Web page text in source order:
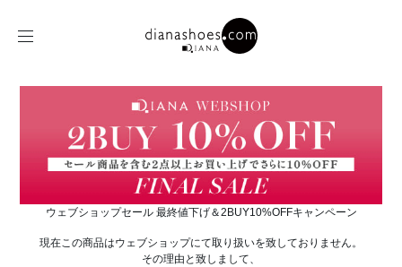
ウェブショップセール 最終値下げ＆2BUY10%OFFキャンペーン
現在この商品はウェブショップにて取り扱いを致しておりません。
その理由と致しまして、